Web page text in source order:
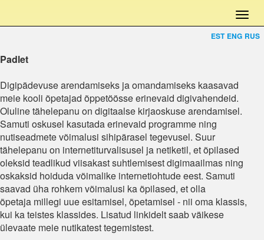
EST ENG RUS
Padlet
Digipädevuse arendamiseks ja omandamiseks kaasavad
meie kooli õpetajad õppetöösse erinevaid digivahendeid.
Oluline tähelepanu on digitaalse kirjaoskuse arendamisel.
Samuti oskusel kasutada erinevaid programme ning
nutiseadmete võimalusi sihipärasel tegevusel. Suur
tähelepanu on internetiturvalisusel ja netiketil, et õpilased
oleksid teadlikud viisakast suhtlemisest digimaailmas ning
oskaksid hoiduda võimalike internetiohtude eest. Samuti
saavad üha rohkem võimalusi ka õpilased, et olla
õpetaja millegi uue esitamisel, õpetamisel - nii oma klassis,
kui ka teistes klassides. Lisatud linkidelt saab väikese
ülevaate meie nutikatest tegemistest.